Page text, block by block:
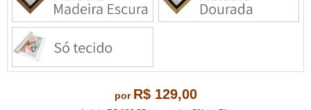
por R$ 129,00